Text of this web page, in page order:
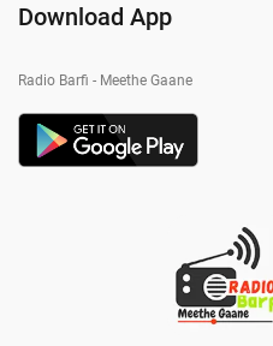
Download App
Radio Barfi - Meethe Gaane